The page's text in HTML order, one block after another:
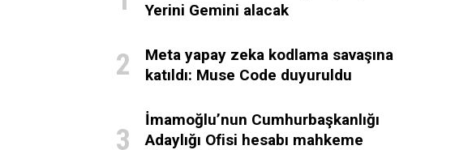
Yerini Gemini alacak
Meta yapay zeka kodlama savaşına
katıldı: Muse Code duyuruldu
İmamoğlu’nun Cumhurbaşkanlığı
Adaylığı Ofisi hesabı mahkeme